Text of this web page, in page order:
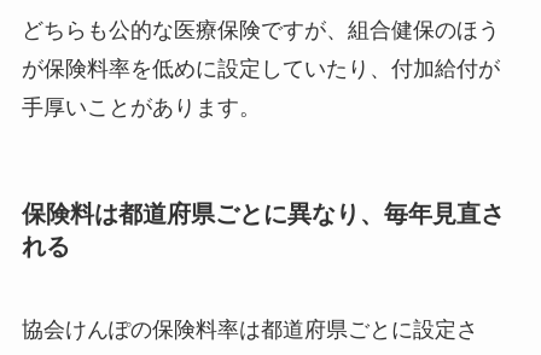
どちらも公的な医療保険ですが、組合健保のほう
が保険料率を低めに設定していたり、付加給付が
手厚いことがあります。
保険料は都道府県ごとに異なり、毎年見直さ
れる
協会けんぽの保険料率は都道府県ごとに設定さ